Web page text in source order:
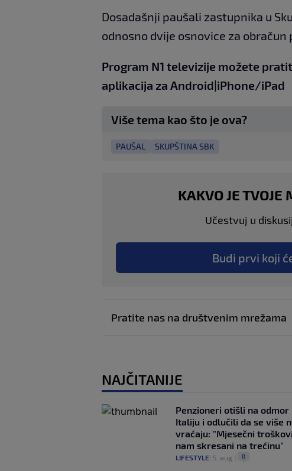
Dosadašnji paušali zastupnika u
odnosno dvije osnovice za obračun
Program N1 televizije možete
aplikacija za Android|iPhone/iPad
Više tema kao što je ova?
PAUŠAL SKUPŠTINA SBK
KAKVO JE TVOJE
Učestvuj u
Budi prvi koji
Pratite nas na društvenim mrežama
NAJČITANIJE
Penzioneri otišli na odmor
Italiju i odlučili da se više
vraćaju: "Mjesečni
nam skresani na trećinu"
LIFESTYLE 5. aug. 0